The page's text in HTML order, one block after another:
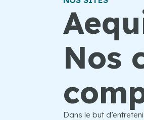
Nos
Dans le but